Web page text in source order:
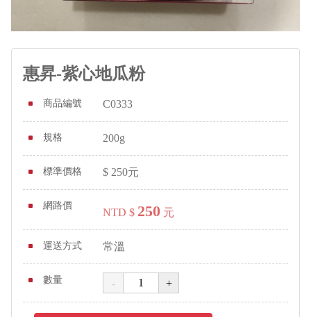
惠昇-紫心地瓜粉
商品編號 C0333
規格 200g
標準價格 $ 250元
網路價
NTD $ 250 元
運送方式 常溫
數量